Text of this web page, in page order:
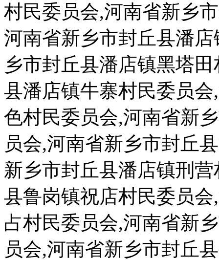
村民委员会,河南省新乡
河南省新乡市封丘县潘
乡市封丘县潘店镇黑塔
县潘店镇牛寨村民委员
色村民委员会,河南省新
员会,河南省新乡市封丘
新乡市封丘县潘店镇刑
县鲁岗镇祝店村民委员
占村民委员会,河南省新
员会,河南省新乡市封丘